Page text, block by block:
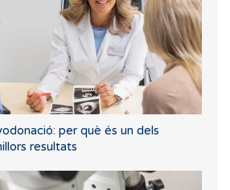
per què és un dels
resultats